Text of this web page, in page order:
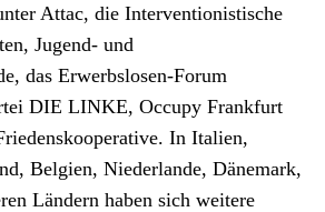
Attac, die Interventionistische
Jugend- und
das Erwerbslosen-Forum
DIE LINKE, Occupy Frankfurt
In Italien,
Belgien, Niederlande, Dänemark,
Ländern haben sich weitere